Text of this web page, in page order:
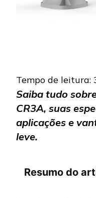
Tempo de leitura:
Saiba tudo
CR3A, suas
aplicações e
leve.
Resumo do